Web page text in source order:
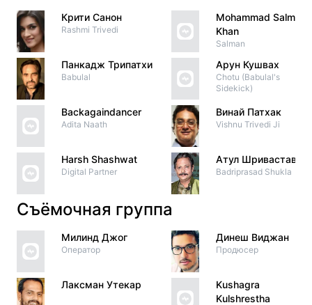
Крити Санон
Rashmi Trivedi
Панкадж Трипатхи
Babulal
Backagaindancer
Adita Naath
Harsh Shashwat
Digital Partner
Mohammad Salman
Khan
Salman
Арун Кушвах
Chotu (Babulal's
Sidekick)
Винай Патхак
Vishnu Trivedi Ji
Атул Шривастава
Badriprasad Shukla
Съёмочная группа
Милинд Джог
Оператор
Лаксман Утекар
Динеш Виджан
Продюсер
Kushagra
Kulshrestha